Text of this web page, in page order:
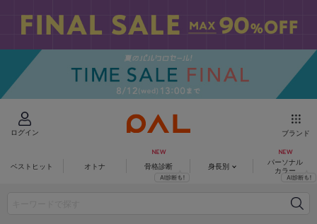
ログイン ブランド
ベストヒット オトナ 骨格診断 身長別
パーソナル
カラー